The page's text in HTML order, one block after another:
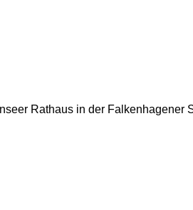
Rathaus in der Falkenhagener